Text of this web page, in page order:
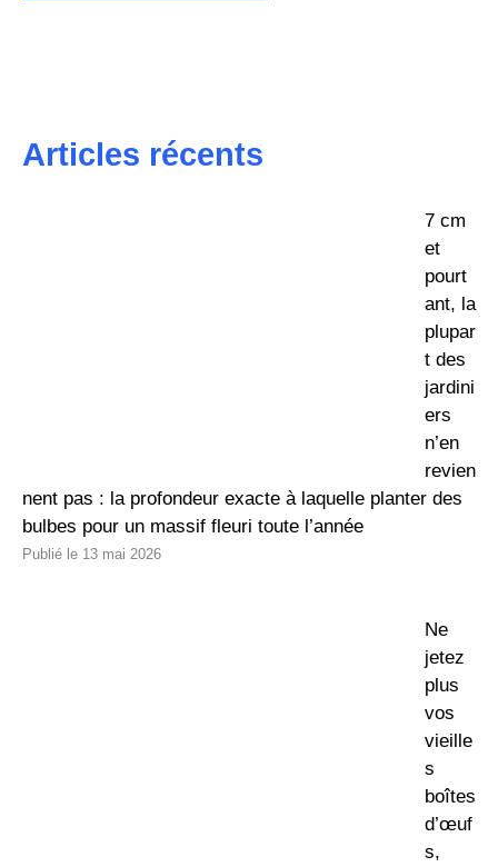
Articles récents
7 cm
et
pourt
ant, la
plupar
t des
jardini
ers
n’en
revien
nent pas : la profondeur exacte à laquelle planter des
bulbes pour un massif fleuri toute l’année
13 mai 2026
Ne
jetez
plus
vos
vieille
s
boîtes
d’œuf
s,